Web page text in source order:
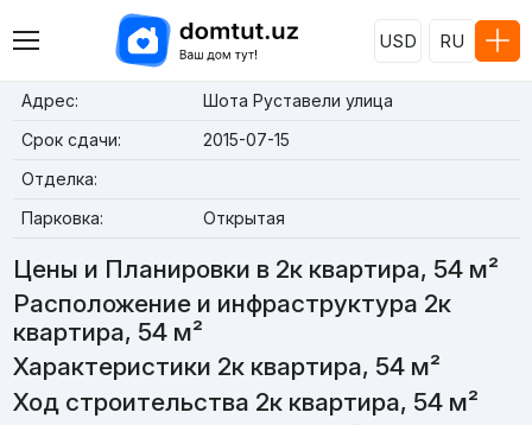
USD RU
Адрес:
Шота Руставели улица
Срок сдачи:
2015-07-15
Отделка:
Парковка:
Открытая
Цены и Планировки в 2к квартира, 54 м²
Расположение и инфраструктура 2к
квартира, 54 м²
Характеристики 2к квартира, 54 м²
Ход строительства 2к квартира, 54 м²